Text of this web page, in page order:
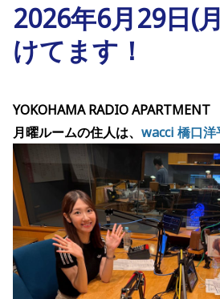
2026年6月29日(
けてます！
YOKOHAMA RADIO APARTMENT
月曜ルームの住人は、 wacci 橋口洋